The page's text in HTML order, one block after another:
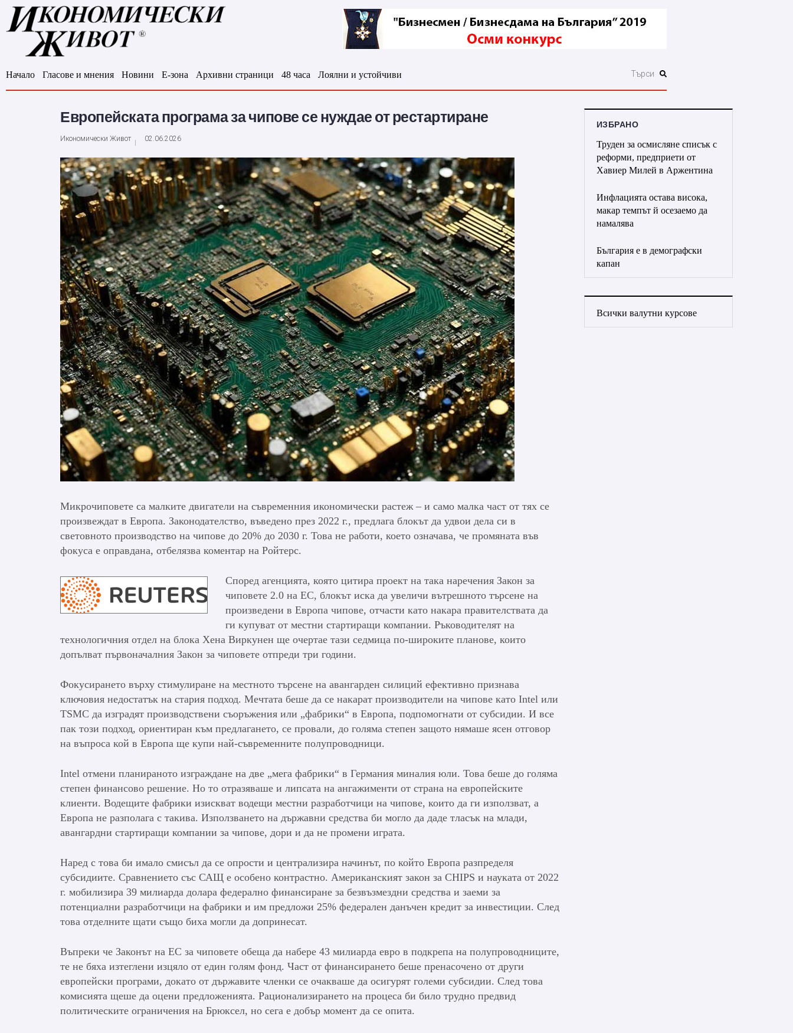
Начало Гласове и мнения Новини Е-зона Архивни страници 48 часа Лоялни и устойчиви
Европейската програма за чипове се нуждае от рестартиране
Икономически Живот 02.06.2026
Микрочиповете са малките двигатели на съвременния икономически растеж – и само малка част от тях се
произвеждат в Европа. Законодателство, въведено през 2022 г., предлага блокът да удвои дела си в
световното производство на чипове до 20% до 2030 г. Това не работи, което означава, че промяната във
фокуса е оправдана, отбелязва коментар на Ройтерс.
Според агенцията, която цитира проект на така наречения Закон за
чиповете 2.0 на ЕС, блокът иска да увеличи вътрешното търсене на
произведени в Европа чипове, отчасти като накара правителствата да
ги купуват от местни стартиращи компании. Ръководителят на
технологичния отдел на блока Хена Виркунен ще очертае тази седмица по-широките планове, които
допълват първоначалния Закон за чиповете отпреди три години.
Фокусирането върху стимулиране на местното търсене на авангарден силиций ефективно признава
ключовия недостатък на стария подход. Мечтата беше да се накарат производители на чипове като Intel или
TSMC да изградят производствени съоръжения или „фабрики“ в Европа, подпомогнати от субсидии. И все
пак този подход, ориентиран към предлагането, се провали, до голяма степен защото нямаше ясен отговор
на въпроса кой в Европа ще купи най-съвременните полупроводници.
Intel отмени планираното изграждане на две „мега фабрики“ в Германия миналия юли. Това беше до голяма
степен финансово решение. Но то отразяваше и липсата на ангажименти от страна на европейските
клиенти. Водещите фабрики изискват водещи местни разработчици на чипове, които да ги използват, а
Европа не разполага с такива. Използването на държавни средства би могло да даде тласък на млади,
авангардни стартиращи компании за чипове, дори и да не промени играта.
Наред с това би имало смисъл да се опрости и централизира начинът, по който Европа разпределя
субсидиите. Сравнението със САЩ е особено контрастно. Американският закон за CHIPS и науката от 2022
г. мобилизира 39 милиарда долара федерално финансиране за безвъзмездни средства и заеми за
потенциални разработчици на фабрики и им предложи 25% федерален данъчен кредит за инвестиции. След
това отделните щати също биха могли да допринесат.
Въпреки че Законът на ЕС за чиповете обеща да набере 43 милиарда евро в подкрепа на полупроводниците,
те не бяха изтеглени изцяло от един голям фонд. Част от финансирането беше пренасочено от други
европейски програми, докато от държавите членки се очакваше да осигурят големи субсидии. След това
комисията щеше да оцени предложенията. Рационализирането на процеса би било трудно предвид
политическите ограничения на Брюксел, но сега е добър момент да се опита.
ИЗБРАНО
Труден за осмисляне списък с
реформи, предприети от
Хавиер Милей в Аржентина
Инфлацията остава висока,
макар темпът й осезаемо да
намалява
България е в демографски
капан
Всички валутни курсове